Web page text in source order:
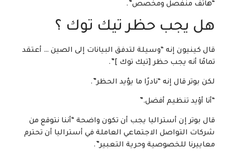
“هاتف منفصل ومخصص”.
هل يجب حظر تيك توك ؟
قال كينيون إنه “وسيلة لتدفق البيانات إلى الصين … أعتقد
تمامًا أنه يجب حظر [تيك توك ]”.
لكن بوتر قال إنه “نادرًا ما يؤيد الحظر”.
“أنا أؤيد تنظيم أفضل.”
قال بوتر إن أستراليا يجب أن تكون واضحة “أننا نتوقع من
شركات التواصل الاجتماعي العاملة في أستراليا أن تحترم
معاييرنا للخصوصية وحرية التعبير”.